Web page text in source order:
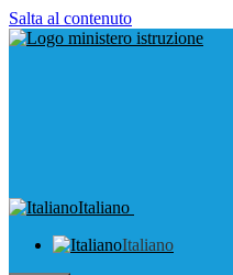
Salta al contenuto
Italiano
Italiano